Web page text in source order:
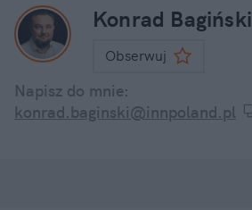
Konrad Bagiński
Obserwuj
Napisz do mnie:
konrad.baginski@innpoland.pl